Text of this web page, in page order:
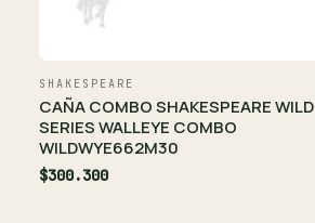
SHAKESPEARE
CAÑA COMBO SHAKESPEARE WILD
SERIES WALLEYE COMBO
WILDWYE662M30
$300.300